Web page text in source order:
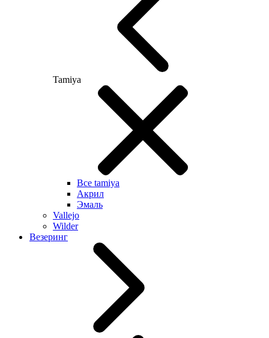
Tamiya
Все tamiya
Акрил
Эмаль
Vallejo
Wilder
Везеринг